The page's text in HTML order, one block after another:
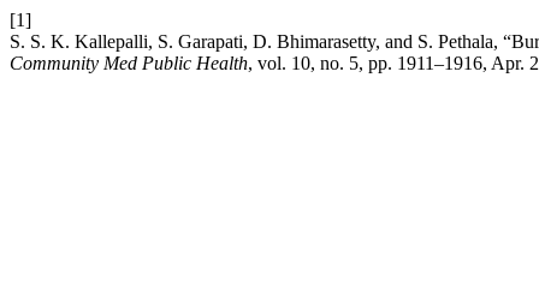
[1]
S. S. K. Kallepalli, S. Garapati, D. Bhimarasetty, and S. Pethala,
Community Med Public Health, vol. 10, no. 5, pp. 1911–1916, Apr.